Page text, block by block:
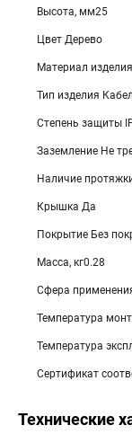
Высота, мм25
Цвет Дерево
Материал
Тип изделия
Степень защиты
Заземление Не
Наличие
Крышка Да
Покрытие Без
Масса, кг0.28
Сфера
Температура
Температура
Сертификат
Технические